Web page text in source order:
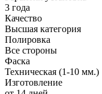
3 года
Качество
Высшая категория
Полировка
Все стороны
Фаска
Техническая (1-10 мм.)
Изготовление